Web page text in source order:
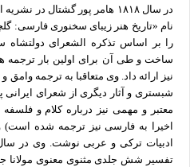
در سال ۱۸۱۸ هامر پور گشتال
نام «تاریخ هنر زیبای سخنوری فارسی:
را بر اساس تذکره الشعرای دولتشاه
ساخت و طی آن برای اولین بار ترجمه
نیز ارائه داد. وی متعاقبا به ترجمه
شبستری و آثار دیگری از شعرای ایرانی
معتبر و مهمی نیز درباره کلام و
اخیرا به فارسی نیز ترجمه شده است)
تفسیر شش جلدی مثنوی معنوی مولانا